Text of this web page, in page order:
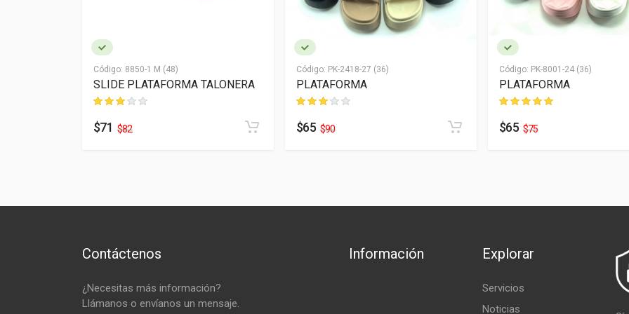
Código: 8850-1 M (48)
SLIDE PLATAFORMA TALONERA
$71 $82
Código: PK-2418-27 (36)
PLATAFORMA
$65 $90
Código: PK-8001-24 (36)
PLATAFORMA
$65 $75
Contáctenos
¿Necesitas más información?
Llámanos o envíanos un mensaje.
Información Explorar
Servicios
Noticias